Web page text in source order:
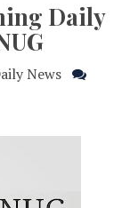
Daily
News